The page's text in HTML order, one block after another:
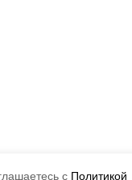
с Политикой